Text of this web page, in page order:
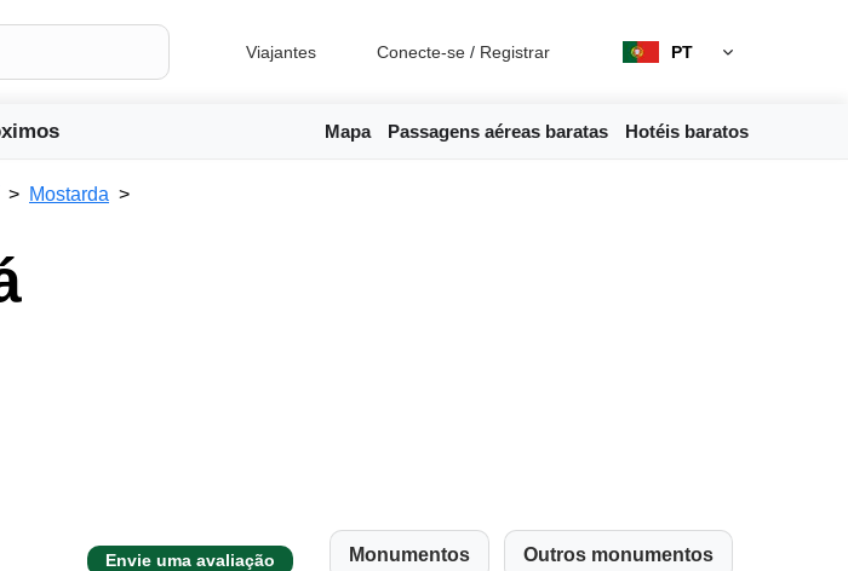
Viajantes Conecte-se / Registrar PT
Mapa Passagens aéreas baratas Hotéis baratos
Mostarda
Envie uma avaliação Monumentos Outros monumentos